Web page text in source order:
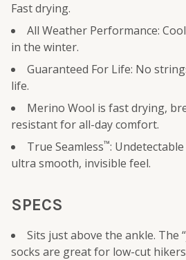
Fast drying.
All Weather Performance:
in the winter.
Guaranteed For Life: No
life.
Merino Wool is fast drying,
resistant for all-day comfort.
True Seamless™:
ultra smooth, invisible feel.
SPECS
Sits just above the ankle. The
socks are great for low-cut